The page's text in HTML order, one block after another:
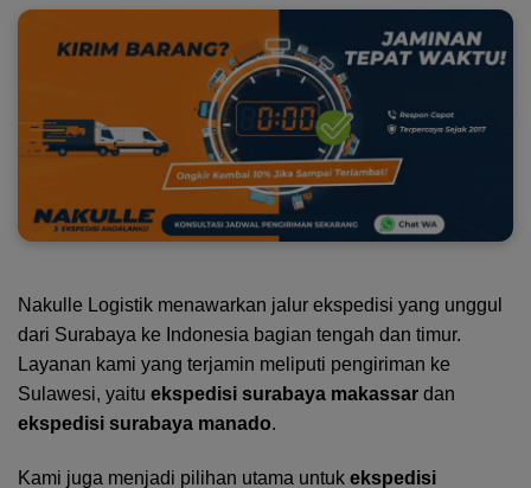
Nakulle Logistik menawarkan jalur ekspedisi yang unggul
dari Surabaya ke Indonesia bagian tengah dan timur.
Layanan kami yang terjamin meliputi pengiriman ke
Sulawesi, yaitu ekspedisi surabaya makassar dan
ekspedisi surabaya manado.
Kami juga menjadi pilihan utama untuk ekspedisi